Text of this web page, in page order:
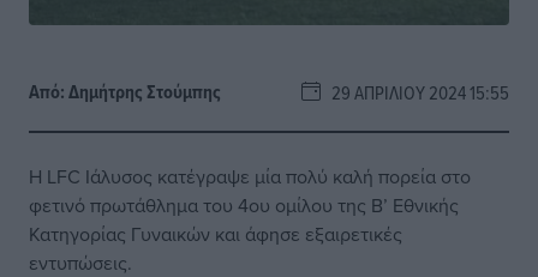
Από:Δημήτρης Στούμπης 29 ΑΠΡΙΛΊΟΥ 2024 15:55
Η LFC Ιάλυσος κατέγραψε μία πολύ καλή πορεία στο
φετινό πρωτάθλημα του 4ου ομίλου της Β’ Εθνικής
Κατηγορίας Γυναικών και άφησε εξαιρετικές
εντυπώσεις.